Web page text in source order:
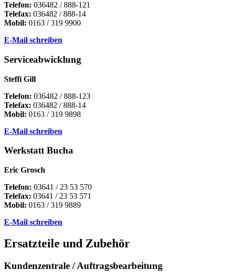
Telefon: 036482 / 888-121
Telefax: 036482 / 888-14
Mobil: 0163 / 319 9900
E-Mail schreiben
Serviceabwicklung
Steffi Gill
Telefon: 036482 / 888-123
Telefax: 036482 / 888-14
Mobil: 0163 / 319 9898
E-Mail schreiben
Werkstatt Bucha
Eric Grosch
Telefon: 03641 / 23 53 570
Telefax: 03641 / 23 53 571
Mobil: 0163 / 319 9889
E-Mail schreiben
Ersatzteile und Zubehör
Kundenzentrale / Auftragsbearbeitung